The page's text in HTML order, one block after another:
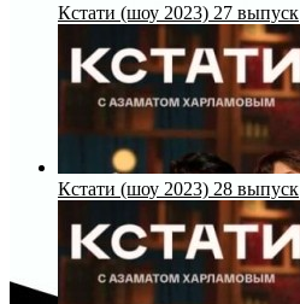
Кстати (шоу 2023) 27 выпуск
Кстати (шоу 2023) 28 выпуск